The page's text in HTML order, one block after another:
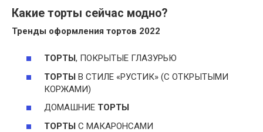
Какие торты сейчас модно?
Тренды оформления тортов 2022
ТОРТЫ, ПОКРЫТЫЕ ГЛАЗУРЬЮ
ТОРТЫ В СТИЛЕ «РУСТИК» (С ОТКРЫТЫМИ
КОРЖАМИ)
ДОМАШНИЕ ТОРТЫ
ТОРТЫ С МАКАРОНСАМИ